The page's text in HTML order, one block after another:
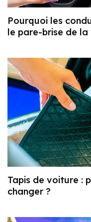
Pourquoi les
le pare-brise de la
Tapis de voiture :
changer ?